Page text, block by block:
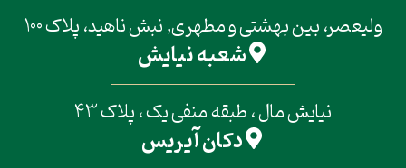
ولیعصر، بین بهشتی و مطهری, نبش ناهید، پلاک 100
شعبه نیایش
نیایش مال ، طبقه منفی یک ، پلاک 43
دکان آیریس